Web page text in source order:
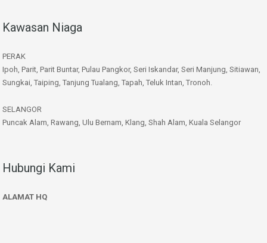
Kawasan Niaga
PERAK
Ipoh, Parit, Parit Buntar, Pulau Pangkor, Seri Iskandar, Seri Manjung, Sitiawan,
Sungkai, Taiping, Tanjung Tualang, Tapah, Teluk Intan, Tronoh.
SELANGOR
Puncak Alam, Rawang, Ulu Bernam, Klang, Shah Alam, Kuala Selangor
Hubungi Kami
ALAMAT HQ